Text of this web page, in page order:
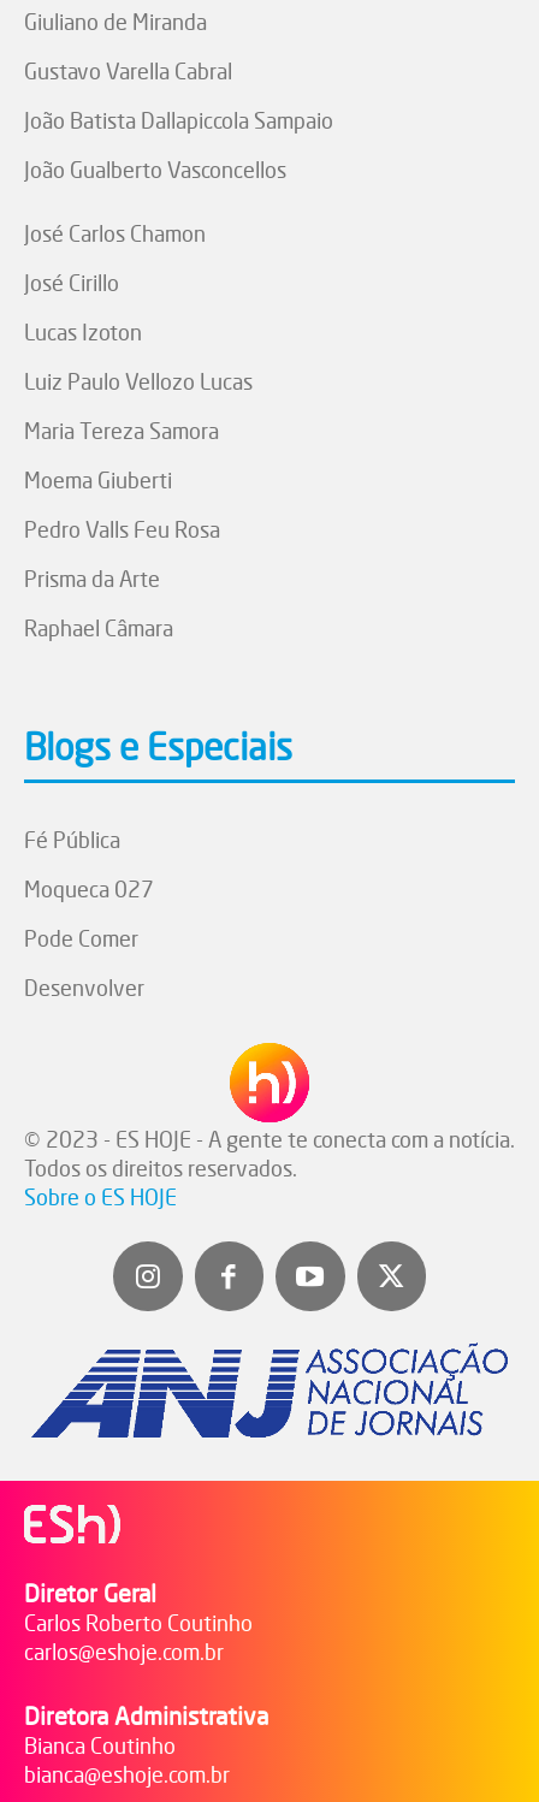
Giuliano de Miranda
Gustavo Varella Cabral
João Batista Dallapiccola Sampaio
João Gualberto Vasconcellos
José Carlos Chamon
José Cirillo
Lucas Izoton
Luiz Paulo Vellozo Lucas
Maria Tereza Samora
Moema Giuberti
Pedro Valls Feu Rosa
Prisma da Arte
Raphael Câmara
Blogs e Especiais
Fé Pública
Moqueca 027
Pode Comer
Desenvolver
© 2023 - ES HOJE - A gente te conecta com a notícia.
Todos os direitos reservados.
Sobre o ES HOJE
Diretor Geral
Carlos Roberto Coutinho
carlos@eshoje.com.br
Diretora Administrativa
Bianca Coutinho
bianca@eshoje.com.br